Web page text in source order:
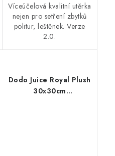
Víceúčelová kvalitní utěrka
nejen pro setření zbytků
politur, leštěnek. Verze
2.0.
Dodo Juice Royal Plush
30x30cm